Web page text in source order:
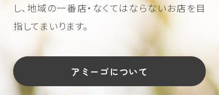
し、地域の一番店・なくてはならないお店を目
指してまいります。
アミーゴについて